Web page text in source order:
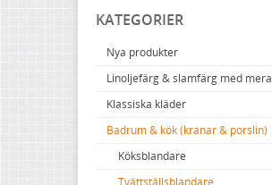
KATEGORIER
Nya produkter
Linoljefärg & slamfärg med mera
Linoljefärger
Vita kulörer
Grå kulörer
Gula kulörer
Matta linoljefärger
Falu rödfärg (slamfärger)
Konstnärsfärger
Klassiska kläder
Resistant Work Wear
Storvästar
Västar
Badrum & kök (kranar & porslin)
Köksblandare
Tvättställsblandare